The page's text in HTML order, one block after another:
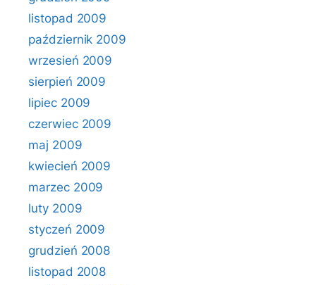
listopad 2009
październik 2009
wrzesień 2009
sierpień 2009
lipiec 2009
czerwiec 2009
maj 2009
kwiecień 2009
marzec 2009
luty 2009
styczeń 2009
grudzień 2008
listopad 2008